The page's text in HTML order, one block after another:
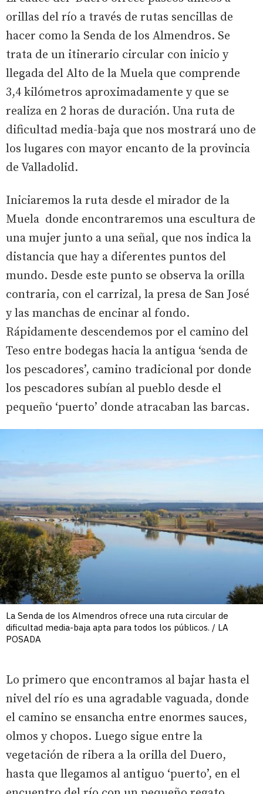
orillas del río a través de rutas sencillas de
hacer como la Senda de los Almendros. Se
trata de un itinerario circular con inicio y
llegada del Alto de la Muela que comprende
3,4 kilómetros aproximadamente y que se
realiza en 2 horas de duración. Una ruta de
dificultad media-baja que nos mostrará uno de
los lugares con mayor encanto de la provincia
de Valladolid.
Iniciaremos la ruta desde el mirador de la
Muela donde encontraremos una escultura de
una mujer junto a una señal, que nos indica la
distancia que hay a diferentes puntos del
mundo. Desde este punto se observa la orilla
contraria, con el carrizal, la presa de San José
y las manchas de encinar al fondo.
Rápidamente descendemos por el camino del
Teso entre bodegas hacia la antigua ‘senda de
los pescadores’, camino tradicional por donde
los pescadores subían al pueblo desde el
pequeño ‘puerto’ donde atracaban las barcas.
La Senda de los Almendros ofrece una ruta circular de
dificultad media-baja apta para todos los públicos. / LA
POSADA
Lo primero que encontramos al bajar hasta el
nivel del río es una agradable vaguada, donde
el camino se ensancha entre enormes sauces,
olmos y chopos. Luego sigue entre la
vegetación de ribera a la orilla del Duero,
hasta que llegamos al antiguo ‘puerto’, en el